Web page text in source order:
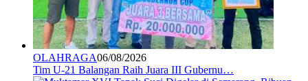
OLAHRAGA06/08/2026
Tim U-21 Balangan Raih Juara III Gubernu…